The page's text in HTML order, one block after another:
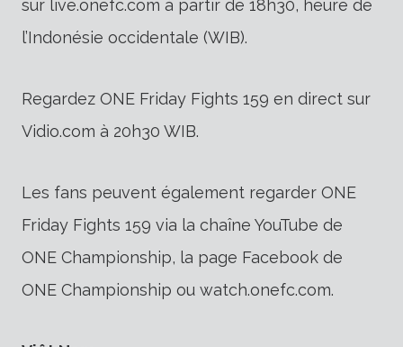
sur live.onefc.com à partir de 18h30, heure de
l’Indonésie occidentale (WIB).
Regardez ONE Friday Fights 159 en direct sur
Vidio.com à 20h30 WIB.
Les fans peuvent également regarder ONE
Friday Fights 159 via la chaîne YouTube de
ONE Championship, la page Facebook de
ONE Championship ou watch.onefc.com.